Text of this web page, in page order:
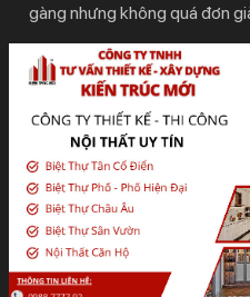
gàng nhưng không quá đơn